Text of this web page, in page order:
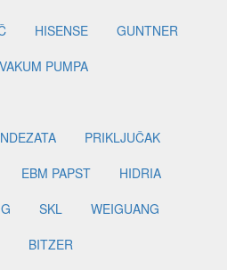
HISENSE
GUNTNER
VAKUM PUMPA
PRIKLJUČAK
EBM PAPST
HIDRIA
SKL
WEIGUANG
BITZER